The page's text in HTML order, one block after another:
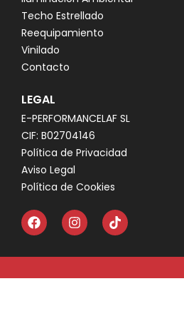
Techo Estrellado
Reequipamiento
Vinilado
Contacto
LEGAL
E-PERFORMANCELAF SL
CIF: B02704146
Política de Privacidad
Aviso Legal
Política de Cookies